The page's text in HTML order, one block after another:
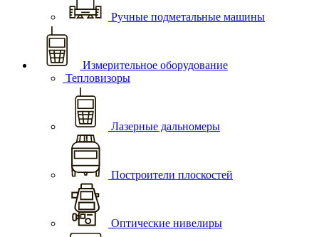
Ручные подметальные машины
Измерительное оборудование
Тепловизоры
Лазерные дальномеры
Построители плоскостей
Оптические нивелиры